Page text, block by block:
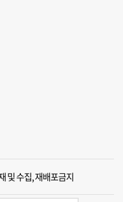
수집, 재배포금지